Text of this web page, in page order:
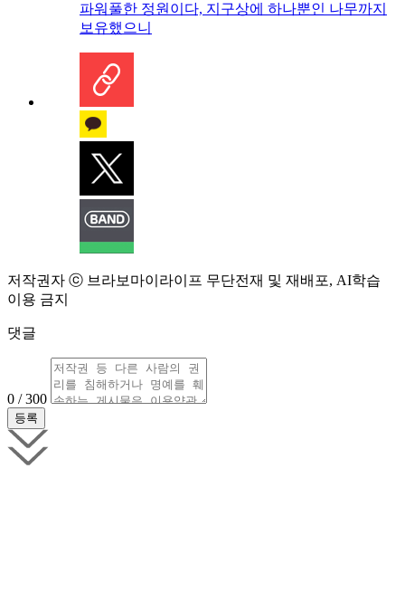
파워풀한 정원이다, 지구상에 하나뿐인 나무까지
보유했으니
저작권자 ⓒ 브라보마이라이프 무단전재 및 재배포, AI학습
이용 금지
댓글
0 / 300